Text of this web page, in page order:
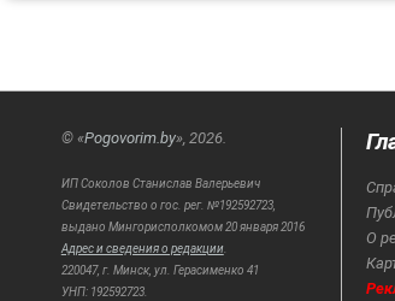
© «Pogovorim.by», 2026.
ИП Соколов Станислав Валерьевич
Свидетельство о гос. рег. №192592723,
выдано Мингорисполкомом 20 января 2016
Адрес и сведения о редакции.
220047, г. Минск, ул. Герасименко 41
УНП: 192592723.
О